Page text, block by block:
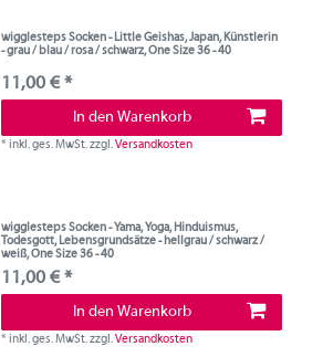
wigglesteps Socken - Little Geishas, Japan, Künstlerin
- grau / blau / rosa / schwarz, One Size 36 - 40
11,00 € *
In den Warenkorb
*inkl. ges. MwSt.zzgl.Versandkosten
wigglesteps Socken - Yama, Yoga, Hinduismus,
Todesgott, Lebensgrundsätze - hellgrau / schwarz /
weiß, One Size 36 - 40
11,00 € *
In den Warenkorb
*inkl. ges. MwSt.zzgl.Versandkosten